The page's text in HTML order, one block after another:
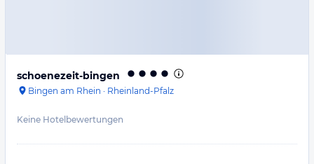
schoenezeit-bingen
Bingen am Rhein · Rheinland-Pfalz
Keine Hotelbewertungen